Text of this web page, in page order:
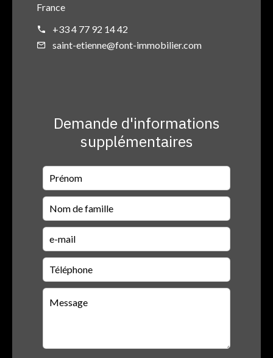
France
+33 4 77 92 14 42
saint-etienne@font-immobilier.com
Demande d'informations
supplémentaires